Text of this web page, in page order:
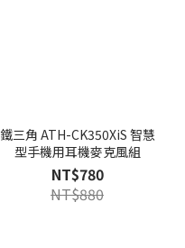
鐵三角 ATH-CK350XiS 智慧
型手機用耳機麥克風組
NT$780
NT$880